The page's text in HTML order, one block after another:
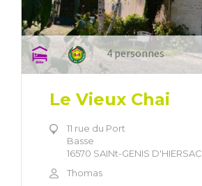
4 personnes
Le Vieux Chai
11 rue du Port
Basse
16570 SAINt-GENIS D'HIERSAC
Thomas